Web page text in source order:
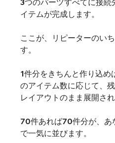
3つのパーツすべてに接続
イテムが完成します。
ここが、リピーターのい
す。
1件分をきちんと作り込め
のアイテム数に応じて、
レイアウトのまま展開され
70件あれば70件分が、あ
で一気に並びます。